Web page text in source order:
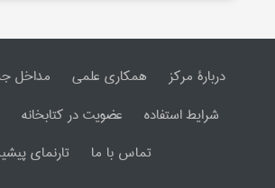
دربارۀ مرکز همکاری علمی مداخل
شرایط استفاده
عضویت در کتابخانه
تماس با ما
تارنمای